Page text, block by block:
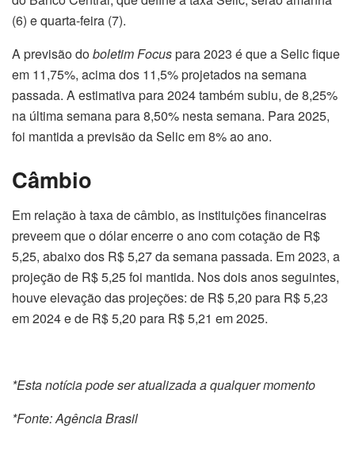
(6) equarta-feira (7).
A previsão doboletim Focuspara 2023 é que a Selic fique
em 11,75%, acima dos 11,5% projetados na semana
passada. A estimativa para 2024 também subiu, de 8,25%
na última semana para 8,50% nesta semana. Para 2025,
foi mantida a previsão da Selic em 8% ao ano.
Câmbio
Em relação à taxa de câmbio, as instituições financeiras
preveem que o dólar encerre o ano com cotação de R$
5,25, abaixo dos R$ 5,27 da semana passada. Em 2023, a
projeção de R$ 5,25 foi mantida. Nos dois anos seguintes,
houve elevação das projeções: de R$ 5,20 para R$ 5,23
em 2024 e de R$ 5,20 para R$ 5,21 em 2025.
*Esta notícia pode ser atualizada a qualquer momento
*Fonte: Agência Brasil